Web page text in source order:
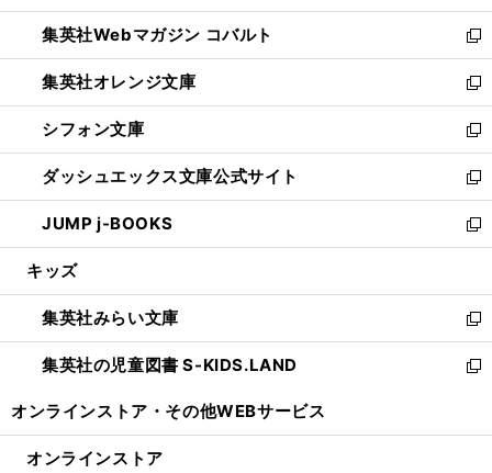
開
く
ウ
で
開
く
ン
ド
ウ
で
開
く
ウ
ィ
ン
ド
ウ
で
開
く
集英社Webマガジン コバルト
新
し
い
ウ
ィ
ン
ド
ウ
で
開
集英社オレンジ文庫
新
し
い
ウ
ィ
ン
ド
ウ
開
く
シフォン文庫
新
し
い
ウ
ィ
ン
ウ
で
開
く
ダッシュエックス文庫公式サイト
新
し
い
ウ
ン
ド
ウ
で
JUMP j-BOOKS
新
し
ウ
ィ
ン
ド
開
キッズ
集英社みらい文庫
新
し
い
ン
集英社の児童図書 S-KIDS.LAND
新
ウ
オンラインストア・ その他WEBサービス
オンラインストア